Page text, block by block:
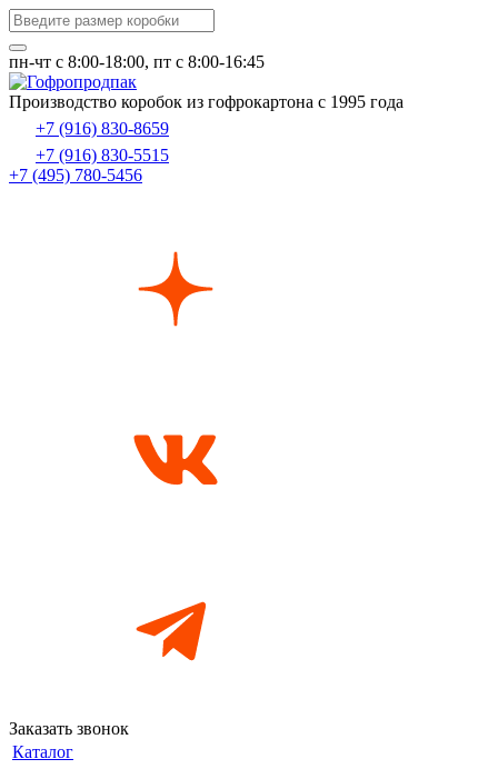
пн-чт c 8:00-18:00, пт с 8:00-16:45
Производство коробок из гофрокартона с 1995 года
+7 (916) 830-8659
+7 (916) 830-5515
+7 (495) 780-5456
Заказать звонок
Каталог